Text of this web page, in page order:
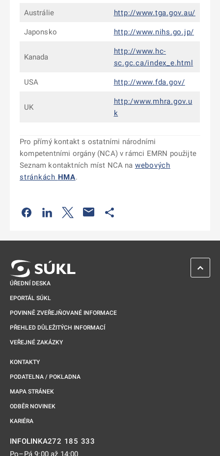
Austrálie http://www.tga.gov.au/
Japonsko http://www.nihs.go.jp/
Kanada
http://www.hc-
sc.gc.ca/index_e.html
USA http://www.fda.gov/
UK
http:/www.mhra.gov.u
k
Pro přímý kontakt s ostatními národními
kompetentními orgány (NCA) v rámci EMRN použijte
Seznam kontaktních míst NCA na webových
stránkách HMA.
Odkaz se otevře na nové kartě
Odkaz se otevře na nové kartě
Odkaz se otevře na nové kartě
ÚŘEDNÍ DESKA
EPORTÁL SÚKL
POVINNĚ ZVEŘEJŇOVANÉ INFORMACE
PŘEHLED DŮLEŽITÝCH INFORMACÍ
VEŘEJNÉ ZAKÁZKY
KONTAKTY
PODATELNA / POKLADNA
MAPA STRÁNEK
ODBĚR NOVINEK
KARIÉRA
INFOLINKA272 185 333
Po–Pá 9:00 až 14:00
ZPĚT